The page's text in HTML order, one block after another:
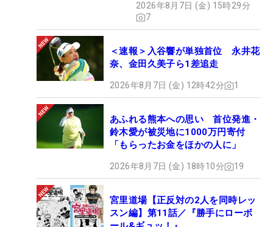
2026年8月7日 (金) 15時29分
7
＜速報＞入谷響が単独首位 永井花
奈、金田久美子ら1差追走
2026年8月7日 (金) 12時42分 1
あふれる熊本への思い 首位発進・
鈴木愛が被災地に1000万円寄付
「もらったお金をほかの人に」
2026年8月7日 (金) 18時10分 19
宮里道場【正反対の2人を同時レッ
スン編】第11話／『勝手にローボ